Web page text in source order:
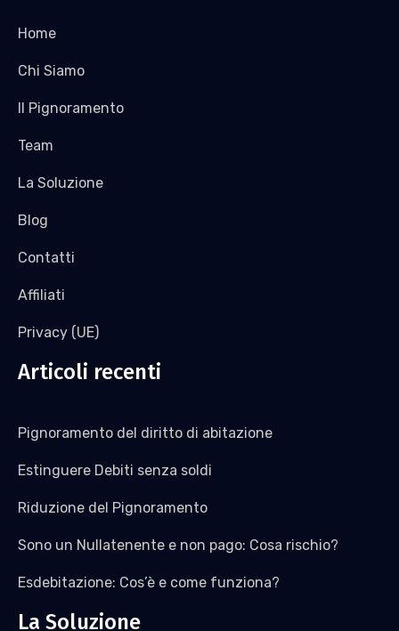
Home
Chi Siamo
Il Pignoramento
Team
La Soluzione
Blog
Contatti
Affiliati
Privacy (UE)
Articoli recenti
Pignoramento del diritto di abitazione
Estinguere Debiti senza soldi
Riduzione del Pignoramento
Sono un Nullatenente e non pago: Cosa rischio?
Esdebitazione: Cos’è e come funziona?
La Soluzione